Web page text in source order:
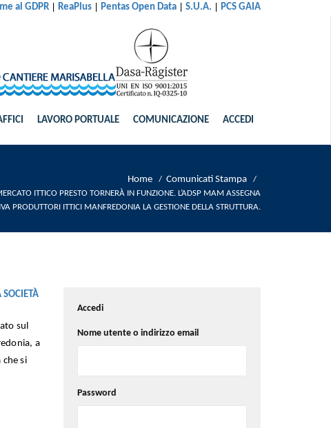
al GDPR | ReaPlus | Pentas Open Data | S.U.A. | PCS GAIA
LAVORO PORTUALE COMUNICAZIONE ACCEDI
Home / Comunicati Stampa /
ITTICO PRESTO TORNERÀ IN FUNZIONE. L’ADSP MAM ASSEGNA
PRODUTTORI ITTICI MANFREDONIA LA GESTIONE DELLA STRUTTURA.
sul
a
che si
Accedi
Nome utente o indirizzo email
Password